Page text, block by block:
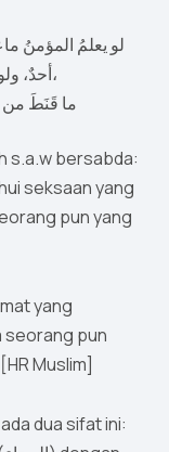
أحدٌ، ولو يَعلمُ الكافرُ ما عند الله من الرَّحمة،
ما قَنَطَ
s.a.w bersabda:
seksaan yang
pun yang
yang
seorang pun
Muslim]
dua sifat ini: